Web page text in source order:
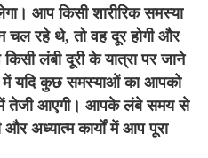
आप किसी शारीरिक समस्या
रहे थे, तो वह दूर होगी और
लंबी दूरी के यात्रा पर जाने
में यदि कुछ समस्याओं का आपको
तेजी आएगी। आपके लंबे समय से
अध्यात्म कार्यों में आप पूरा